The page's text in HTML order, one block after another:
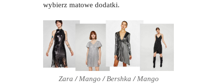
wybierz matowe dodatki.
Zara / Mango / Bershka / Mango